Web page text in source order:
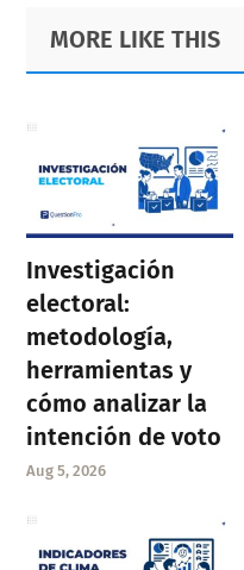
Primary
Sidebar
Footer
MORE LIKE THIS
Investigación
electoral:
metodología,
herramientas y
cómo analizar la
intención de voto
Aug 5, 2026